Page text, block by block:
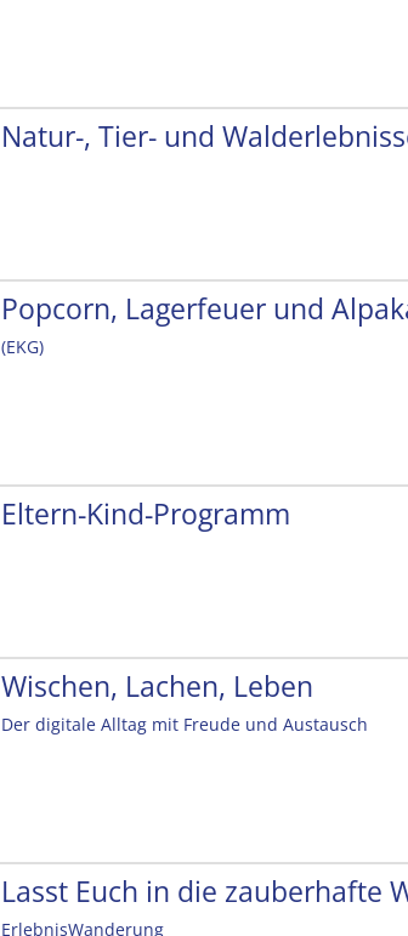
Natur-, Tier- und
Popcorn, Lagerfeuer und
(EKG)
Eltern-Kind-Programm
Wischen, Lachen, Leben
Der digitale Alltag mit Freude und Austausch
Lasst Euch in die zauberhafte
ErlebnisWanderung